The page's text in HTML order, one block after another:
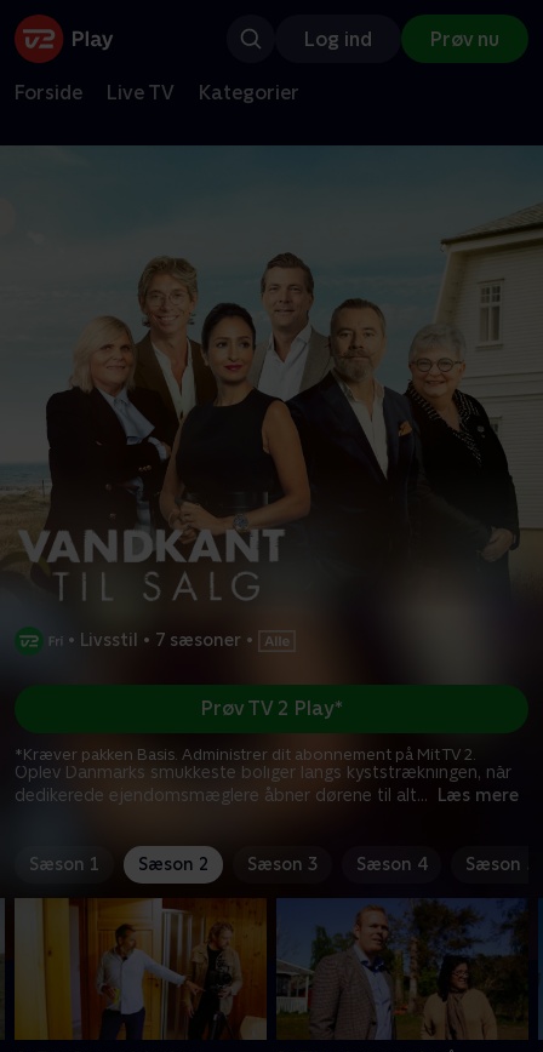
Log ind Prøv nu
Forside Live TV Kategorier
• Livsstil • 7 sæsoner •
Oplev Danmarks smukkeste boliger langs kyststrækningen, når
dedikerede ejendomsmæglere åbner dørene til alt... Læs mere
Prøv TV 2 Play*
*Kræver pakken Basis. Administrer dit abonnement på Mit TV 2.
Sæson 1 Sæson 2 Sæson 3 Sæson 4 Sæson 5